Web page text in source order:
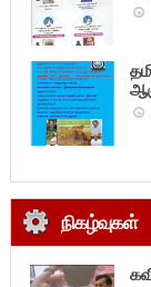
நிகழ்வுகள்